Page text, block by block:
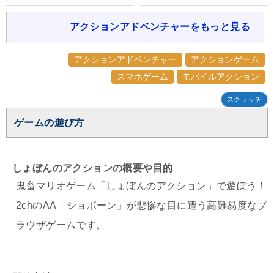
アクションアドベンチャーをもっと見る
アクションアドベンチャー
アクションゲーム
スマホゲーム
モバイルアクション
スクラッチ
ゲームの遊び方
しょぼんのアクションの概要や目的
鬼畜マリオゲーム「しょぼんのアクション」で遊ぼう！
2chのAA「ショボーン」が悲惨な目に遭う高難易度なブ
ラウザゲームです。